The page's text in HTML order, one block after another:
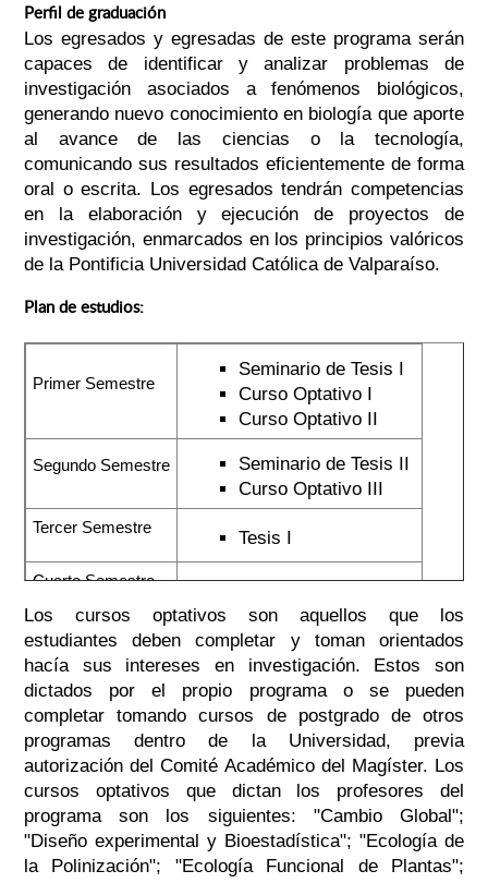
Perfil de graduación
Los egresados y egresadas de este programa serán
capaces de identificar y analizar problemas de
investigación asociados a fenómenos biológicos,
generando nuevo conocimiento en biología que aporte
al avance de las ciencias o la tecnología,
comunicando sus resultados eficientemente de forma
oral o escrita. Los egresados tendrán competencias
en la elaboración y ejecución de proyectos de
investigación, enmarcados en los principios valóricos
de la Pontificia Universidad Católica de Valparaíso.
Plan de estudios:
Primer Semestre
Seminario de Tesis I
Curso Optativo I
Curso Optativo II
Segundo Semestre
Seminario de Tesis II
Curso Optativo III
Tercer Semestre
Tesis I
Cuarto Semestre
Los cursos optativos son aquellos que los
estudiantes deben completar y toman orientados
hacía sus intereses en investigación. Estos son
dictados por el propio programa o se pueden
completar tomando cursos de postgrado de otros
programas dentro de la Universidad, previa
autorización del Comité Académico del Magíster. Los
cursos optativos que dictan los profesores del
programa son los siguientes: "Cambio Global";
"Diseño experimental y Bioestadística"; "Ecología de
la Polinización"; "Ecología Funcional de Plantas";